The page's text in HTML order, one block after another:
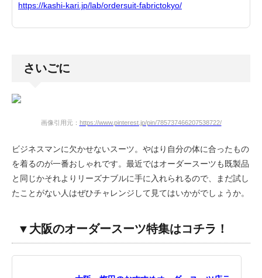
https://kashi-kari.jp/lab/ordersuit-fabrictokyo/
さいごに
画像引用元： https://www.pinterest.jp/pin/785737466207538722/
ビジネスマンに欠かせないスーツ。やはり自分の体に合ったもの
を着るのが一番おしゃれです。最近ではオーダースーツも既製品
と同じかそれよりリーズナブルに手に入れられるので、まだ試し
たことがない人はぜひチャレンジして見てはいかがでしょうか。
▼大阪のオーダースーツ特集はコチラ！